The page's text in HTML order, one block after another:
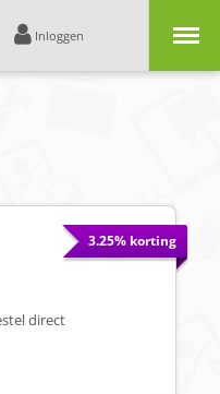
Inloggen
3.25% korting
direct